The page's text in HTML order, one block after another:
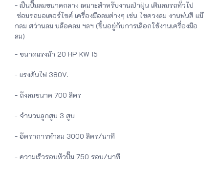
- เป็นปั๊มลมขนาดกลาง เหมาะสำหรับงานเป่าฝุ่น เติมลมรถทั่วไป
ซ่อมรถมอเตอร์ไซค์ เครื่องมือลมต่างๆ เช่น ไขควงลม งานพ่นสี แม๊
กลม สว่านลม บล็อคลม ฯลฯ (ขึ้นอยู่กับการเลือกใช้งานเครื่องมือ
ลม)
- ขนาดแรงม้า 20 HP KW 15
- แรงดันไฟ 380V.
- ถังลมขนาด 700 ลิตร
- จำนวนลูกสูบ 3 สูบ
- อัตราการทำลม 3000 ลิตร/นาที
- ความเร็วรอบหัวปั๊ม 750 รอบ/นาที